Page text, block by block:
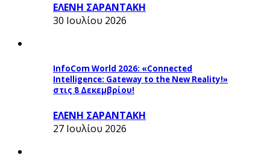
ΕΛΕΝΗ ΣΑΡΑΝΤΑΚΗ
30 Ιουλίου 2026
InfoCom World 2026: «Connected
Intelligence: Gateway to the New Reality!»
στις 8 Δεκεμβρίου!
ΕΛΕΝΗ ΣΑΡΑΝΤΑΚΗ
27 Ιουλίου 2026